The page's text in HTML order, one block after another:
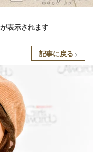
表示されます
記事に戻る